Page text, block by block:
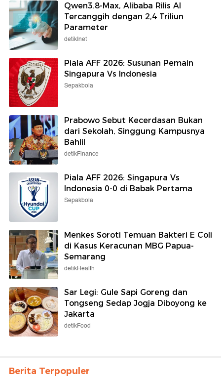
Qwen3.8-Max, Alibaba Rilis AI
Tercanggih dengan 2,4 Triliun
Parameter
detikInet
Piala AFF 2026: Susunan Pemain
Singapura Vs Indonesia
Sepakbola
Prabowo Sebut Kecerdasan Bukan
dari Sekolah, Singgung Kampusnya
Bahlil
detikFinance
Piala AFF 2026: Singapura Vs
Indonesia 0-0 di Babak Pertama
Sepakbola
Menkes Soroti Temuan Bakteri E Coli
di Kasus Keracunan MBG Papua-
Semarang
detikHealth
Sar Legi: Gule Sapi Goreng dan
Tongseng Sedap Jogja Diboyong ke
Jakarta
detikFood
Berita Terpopuler